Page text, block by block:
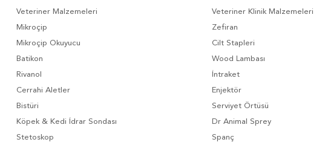
Veteriner Malzemeleri
Veteriner Klinik Malzemeleri
Mikroçip
Zefiran
Mikroçip Okuyucu
Cilt Stapleri
Batikon
Wood Lambası
Rivanol
İntraket
Cerrahi Aletler
Enjektör
Bistüri
Serviyet Örtüsü
Köpek & Kedi İdrar Sondası
Dr Animal Sprey
Stetoskop
Spanç